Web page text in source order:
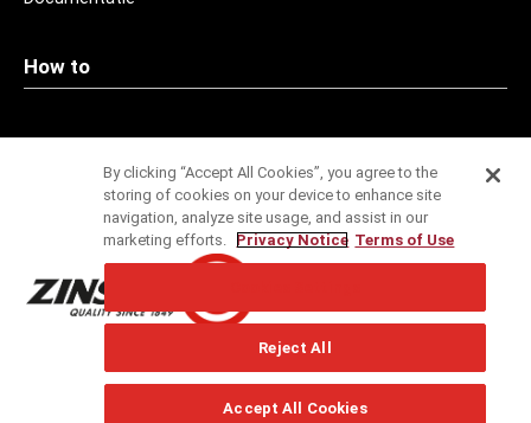
How to
Contact
Specificatieservice
Nieuwsbrief
By clicking “Accept All Cookies”, you agree to the
storing of cookies on your device to enhance site
navigation, analyze site usage, and assist in our
marketing efforts.
Privacy Notice Terms of Use
Reject All
Accept All Cookies